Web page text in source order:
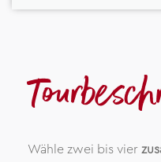
Wähle zwei bis vier